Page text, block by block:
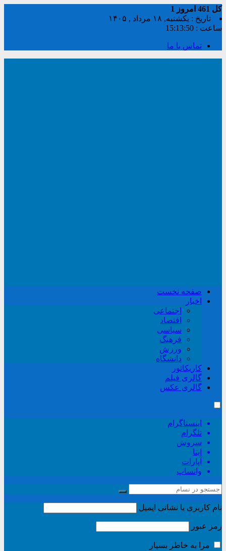
کل امروز
1
تاریخ : یکشنبه, ۱۸ مرداد , ۱۴۰۵
ساعت : 15:13:51
تماس با ما
صفحه نخست
اخبار
اجتماعی
اقتصاد
سیاسی
فرهنگ
ورزش
دانشگاه
کاریکاتور
گالری فیلم
گالری عکس
اینستاگرام
تلگرام
سروش
ایتا
آپارات
واتساپ
نام کاربری یا نشانی ایمیل
رمز عبور
مرا به خاطر بسپار